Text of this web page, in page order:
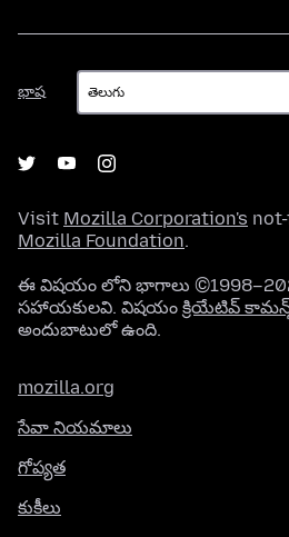
భాష
భాష
Visit Mozilla Corporation's
Mozilla Foundation.
ఈ విషయం లోని భాగాలు
సహాయకులవి. విషయం క్రియేటివ్
అందుబాటులో ఉంది.
mozilla.org
సేవా నియమాలు
గోప్యత
కుకీలు